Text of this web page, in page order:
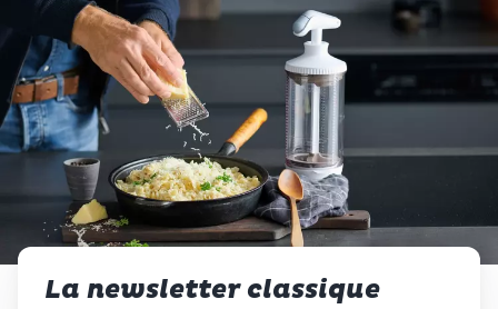
La newsletter classique